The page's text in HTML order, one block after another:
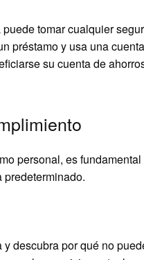
tomar cualquier
préstamo y usa una
su cuenta de
personal, es
descubra por qué no